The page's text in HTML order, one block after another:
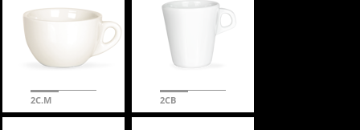
2C.M 2CB